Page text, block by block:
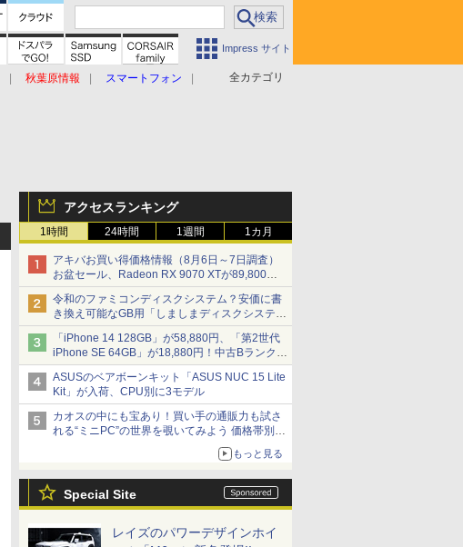
Impress サイト
全カテゴリ
秋葉原情報
スマートフォン
アクセスランキング
1時間 24時間 1週間 1カ月
アキバお買い得価格情報（8月6日～7日調査）
お盆セール、Radeon RX 9070 XTが89,800
円、水平周波数24.8kHz対応の17型モニターが
9,801円、暑さ指数連動セール ほか
令和のファミコンディスクシステム？安価に書
き換え可能なGB用「しましまディスクシステ
ム」
「iPhone 14 128GB」が58,880円、「第2世代
iPhone SE 64GB」が18,880円！中古Bランク品
セール
ASUSのベアボーンキット「ASUS NUC 15 Lite
Kit」が入荷、CPU別に3モデル
カオスの中にも宝あり！買い手の通販力も試さ
れる“ミニPC”の世界を覗いてみよう 価格帯別に
仕様や特徴を整理、11製品をピックアップ text
もっと見る
Special Site
レイズのパワーデザインホイ